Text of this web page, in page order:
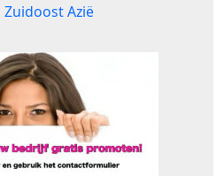
Zuidoost Azië